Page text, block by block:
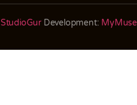
StudioGurDevelopment: MyMuse